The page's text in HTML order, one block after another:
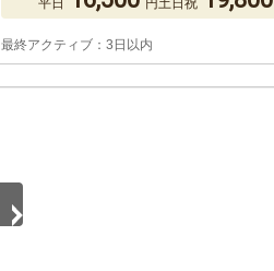
最終アクティブ：3日以内